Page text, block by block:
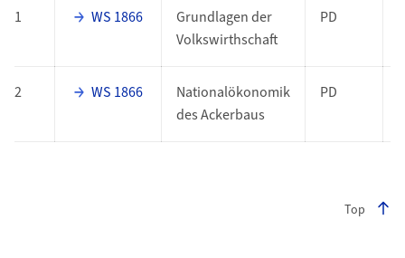
1 WS 1866
Grundlagen der
Volkswirthschaft
PD
2 WS 1866
Nationalökonomik
des Ackerbaus
PD
Top